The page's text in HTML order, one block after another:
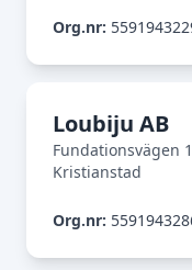
Org.nr:
Loubiju AB
Fundationsvägen
Kristianstad
Org.nr: